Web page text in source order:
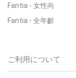
Fantia - 女性向
Fantia - 全年齡
ご利用について